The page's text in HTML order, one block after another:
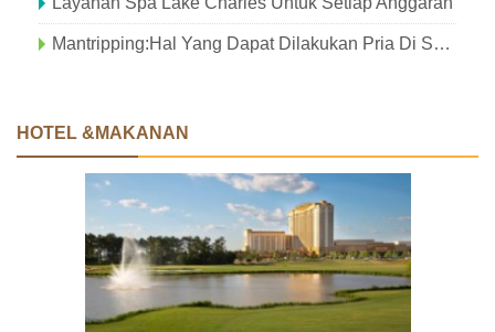
Mantripping:Hal Yang Dapat Dilakukan Pria Di Sekitar Danau Charles
HOTEL &MAKANAN